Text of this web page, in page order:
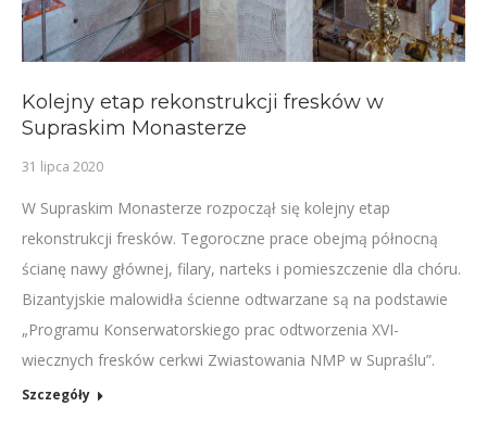
Kolejny etap rekonstrukcji fresków w
Supraskim Monasterze
31 lipca 2020
W Supraskim Monasterze rozpoczął się kolejny etap
rekonstrukcji fresków. Tegoroczne prace obejmą północną
ścianę nawy głównej, filary, narteks i pomieszczenie dla chóru.
Bizantyjskie malowidła ścienne odtwarzane są na podstawie
„Programu Konserwatorskiego prac odtworzenia XVI-
wiecznych fresków cerkwi Zwiastowania NMP w Supraślu”.
Szczegóły